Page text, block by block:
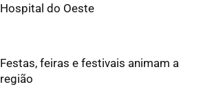
Hospital do Oeste
Festas, feiras e festivais animam a
região